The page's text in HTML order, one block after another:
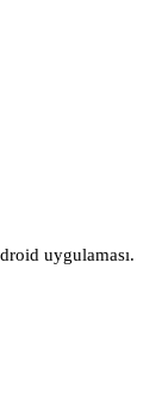
uygulaması.